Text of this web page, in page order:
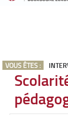
VOUS ÊTES :